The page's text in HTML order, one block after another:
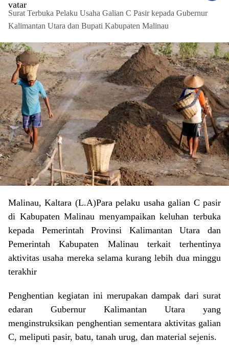
Surat Terbuka Pelaku Usaha Galian C Pasir kepada Gubernur
Kalimantan Utara dan Bupati Kabupaten Malinau
Malinau, Kaltara (L.A)Para pelaku usaha galian C pasir
di Kabupaten Malinau menyampaikan keluhan terbuka
kepada Pemerintah Provinsi Kalimantan Utara dan
Pemerintah Kabupaten Malinau terkait terhentinya
aktivitas usaha mereka selama kurang lebih dua minggu
terakhir
Penghentian kegiatan ini merupakan dampak dari surat
edaran Gubernur Kalimantan Utara yang
menginstruksikan penghentian sementara aktivitas galian
C, meliputi pasir, batu, tanah urug, dan material sejenis.